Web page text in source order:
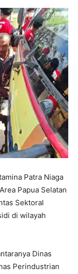
Patra Niaga
Papua Selatan
Sektoral
di wilayah
Dinas
Perindustrian